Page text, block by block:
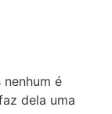
nenhum é
dela uma